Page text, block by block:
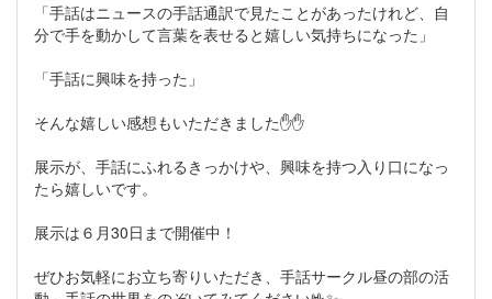
「手話はニュースの手話通訳で見たことがあったけれど、自
分で手を動かして言葉を表せると嬉しい気持ちになった」
「手話に興味を持った」
そんな嬉しい感想もいただきました✋✋
展示が、手話にふれるきっかけや、興味を持つ入り口になっ
たら嬉しいです。
展示は６月30日まで開催中！
ぜひお気軽にお立ち寄りいただき、手話サークル昼の部の活